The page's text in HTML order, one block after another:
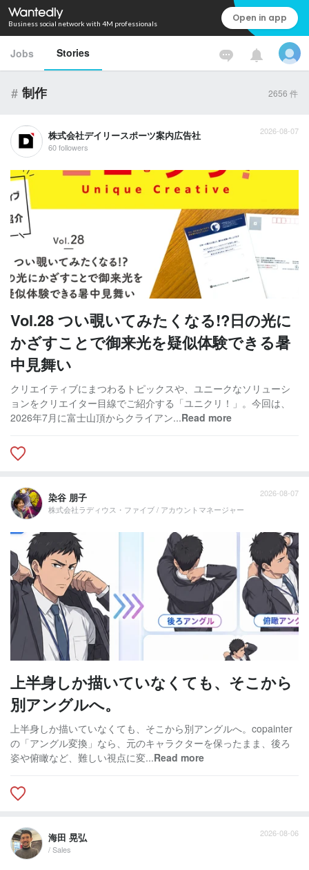
Business social network with 4M professionals Open in app
Jobs Stories
# 制作 2656 件
株式会社デイリースポーツ案内広告社
60 followers
2026-08-07
Vol.28 つい覗いてみたくなる!?日の光に
かざすことで御来光を疑似体験できる暑
中見舞い
クリエイティブにまつわるトピックスや、ユニークなソリューシ
ョンをクリエイター目線でご紹介する「ユニクリ！」。今回は、
2026年7月に富士山頂からクライアン...Read more
染谷 朋子
株式会社ラディウス・ファイブ / アカウントマネージャー
2026-08-07
上半身しか描いていなくても、そこから
別アングルへ。
上半身しか描いていなくても、そこから別アングルへ。copainter
の「アングル変換」なら、元のキャラクターを保ったまま、後ろ
姿や俯瞰など、難しい視点に変...Read more
海田 晃弘
/ Sales
2026-08-06